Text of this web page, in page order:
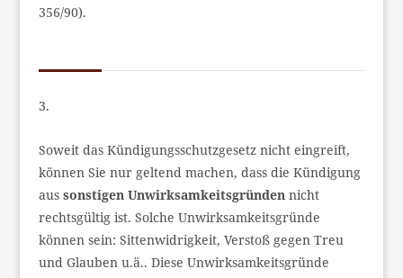
356/90).
3.
Soweit das Kündigungsschutzgesetz nicht eingreift,
können Sie nur geltend machen, dass die Kündigung
aus sonstigen Unwirksamkeitsgründennicht
rechtsgültig ist. Solche Unwirksamkeitsgründe
können sein: Sittenwidrigkeit, Verstoß gegen Treu
und Glauben u.ä.. Diese Unwirksamkeitsgründe